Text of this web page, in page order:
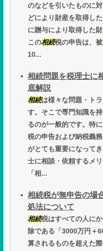
のなどを引いたものに
どにより財産を取得し
に贈与により取得した
この相続税の申告は、被
10...
相続問題を税理士に
底解説
相続は様々な問題・ト
す。そこで専門知識を
るのが一般的です。特
税の申告および納税義
がとても重要になって
士に相談・依頼するメ
「相...
相続税が無申告の場
処法について
相続税はすべての人に
除である「3000万円＋
算されるものを超えた